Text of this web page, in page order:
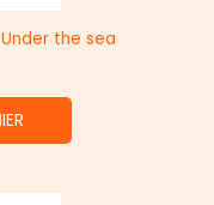
the sea